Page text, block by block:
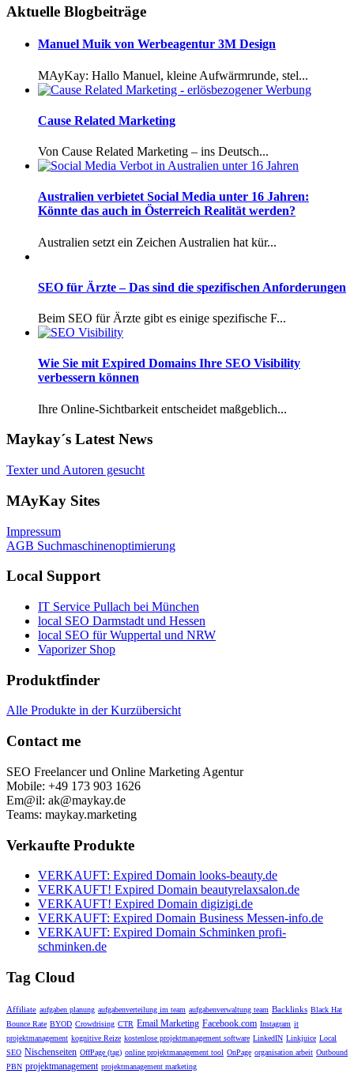
Aktuelle Blogbeiträge
Manuel Muik von Werbeagentur 3M Design
MAyKay: Hallo Manuel, kleine Aufwärmrunde, stel...
Cause Related Marketing
Von Cause Related Marketing – ins Deutsch...
Australien verbietet Social Media unter 16 Jahren:
Könnte das auch in Österreich Realität werden?
Australien setzt ein Zeichen Australien hat kür...
SEO für Ärzte – Das sind die spezifischen Anforderungen
Beim SEO für Ärzte gibt es einige spezifische F...
Wie Sie mit Expired Domains Ihre SEO Visibility
verbessern können
Ihre Online-Sichtbarkeit entscheidet maßgeblich...
Maykay´s Latest News
Texter und Autoren gesucht
MAyKay Sites
Impressum
AGB Suchmaschinenoptimierung
Local Support
IT Service Pullach bei München
local SEO Darmstadt und Hessen
local SEO für Wuppertal und NRW
Vaporizer Shop
Produktfinder
Alle Produkte in der Kurzübersicht
Contact me
SEO Freelancer und Online Marketing Agentur
Mobile: +49 173 903 1626
Em@il: ak@maykay.de
Teams: maykay.marketing
Verkaufte Produkte
VERKAUFT: Expired Domain looks-beauty.de
VERKAUFT! Expired Domain beautyrelaxsalon.de
VERKAUFT! Expired Domain digizigi.de
VERKAUFT: Expired Domain Business Messen-info.de
VERKAUFT: Expired Domain Schminken profi-
schminken.de
Tag Cloud
Affiliate aufgaben planung aufgabenverteilung im team aufgabenverwaltung team Backlinks Black Hat
Bounce Rate BYOD Crowdrising CTR Email Marketing Facebook.com Instagram it
projektmanagement kognitive Reize kostenlose projektmanagement software LinkedIN Linkjuice Local
SEO Nischenseiten OffPage (tag) online projektmanagement tool OnPage organisation arbeit Outbound
PBN projektmanagement projektmanagement marketing